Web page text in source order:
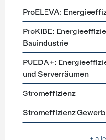
ProELEVA:
ProKIBE:
Bauindustrie
PUEDA+:
und Serverräumen
Stromeffizienz
Stromeffizienz
+